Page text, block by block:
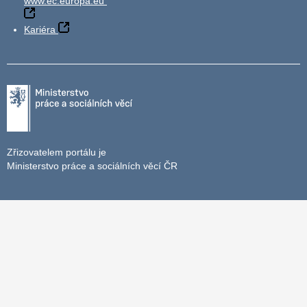
Kariéra
Zřizovatelem portálu je
Ministerstvo práce a sociálních věcí ČR